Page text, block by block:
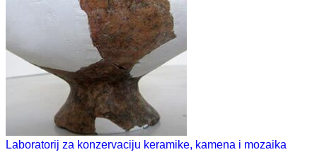
Laboratorij za konzervaciju keramike, kamena i mozaika